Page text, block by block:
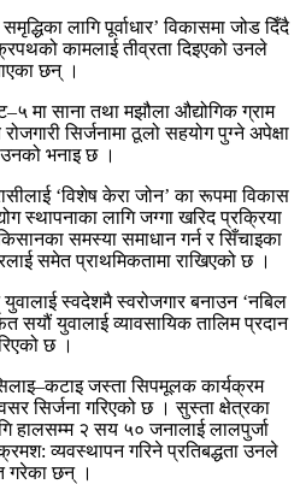
लागि पूर्वाधार’ विकासमा जोड दिँदै
कामलाई तीव्रता दिइएको उनले
छन् ।
मा साना तथा मझौला औद्योगिक ग्राम
सिर्जनामा ठूलो सहयोग पुग्ने अपेक्षा
उनको भनाइ छ ।
‘विशेष केरा जोन’ का रूपमा विकास
स्थापनाका लागि जग्गा खरिद प्रक्रिया
समस्या समाधान गर्न र सिँचाइका
समेत प्राथमिकतामा राखिएको छ ।
युवालाई स्वदेशमै स्वरोजगार बनाउन ‘नबिल
सयौं युवालाई व्यावसायिक तालिम प्रदान
छ ।
जस्ता सिपमूलक कार्यक्रम
सिर्जना गरिएको छ । सुस्ता क्षेत्रका
हालसम्म २ सय ५० जनालाई लालपुर्जा
व्यवस्थापन गरिने प्रतिबद्धता उनले
गरेका छन् ।